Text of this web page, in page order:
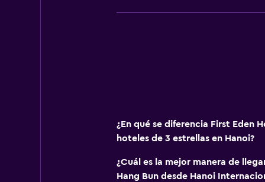
Acceso con tarjeta
Comedor
Copas
Tetera eléctrica
¿En qué se diferencia First Eden
hoteles de 3 estrellas en Hanoi?
¿Cuál es la mejor manera de
Hang Bun desde Hanoi